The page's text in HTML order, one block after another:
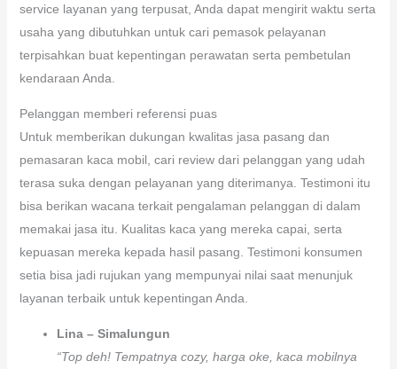
service layanan yang terpusat, Anda dapat mengirit waktu serta
usaha yang dibutuhkan untuk cari pemasok pelayanan
terpisahkan buat kepentingan perawatan serta pembetulan
kendaraan Anda.
Pelanggan memberi referensi puas
Untuk memberikan dukungan kwalitas jasa pasang dan
pemasaran kaca mobil, cari review dari pelanggan yang udah
terasa suka dengan pelayanan yang diterimanya. Testimoni itu
bisa berikan wacana terkait pengalaman pelanggan di dalam
memakai jasa itu. Kualitas kaca yang mereka capai, serta
kepuasan mereka kepada hasil pasang. Testimoni konsumen
setia bisa jadi rujukan yang mempunyai nilai saat menunjuk
layanan terbaik untuk kepentingan Anda.
Lina – Simalungun
“Top deh! Tempatnya cozy, harga oke, kaca mobilnya